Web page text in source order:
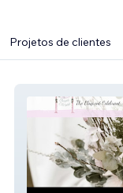
Projetos de clientes